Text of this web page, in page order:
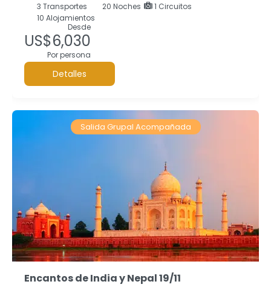
3 Transportes 20 Noches
1 Circuitos
10 Alojamientos
Desde
US$6,030
Por persona
Detalles
Salida Grupal Acompañada
Encantos de India y Nepal 19/11